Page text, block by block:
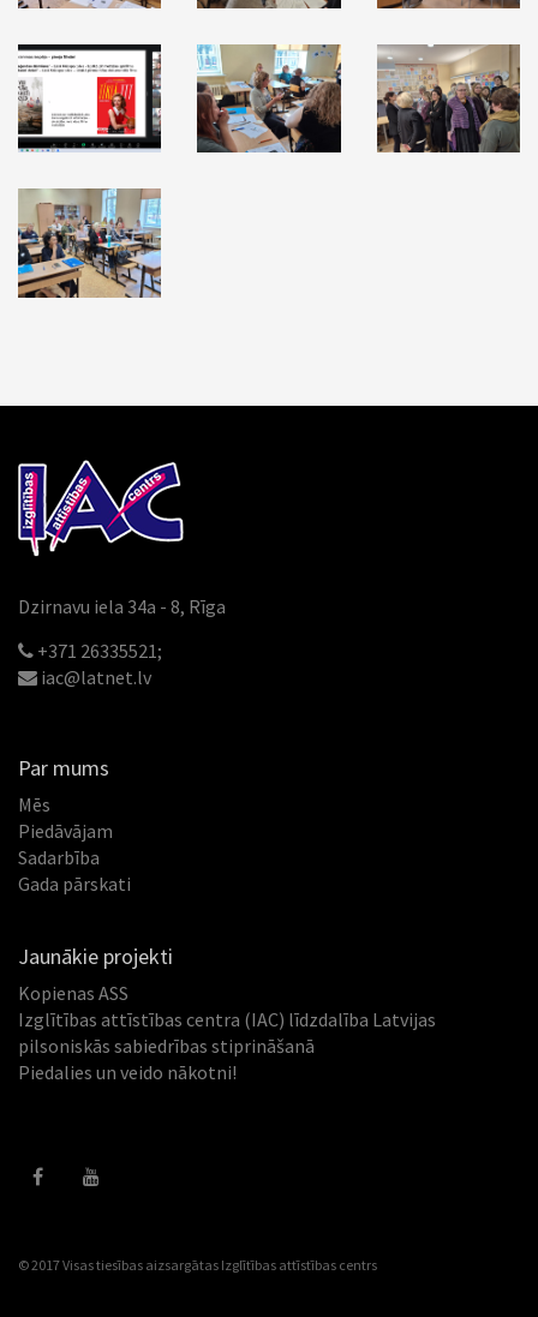
Dzirnavu iela 34a - 8, Rīga
+371 26335521;
iac@latnet.lv
Par mums
Mēs
Piedāvājam
Sadarbība
Gada pārskati
Jaunākie projekti
Kopienas ASS
Izglītības attīstības centra (IAC) līdzdalība Latvijas
pilsoniskās sabiedrības stiprināšanā
Piedalies un veido nākotni!
© 2017 Visas tiesības aizsargātas Izglītības attīstības centrs